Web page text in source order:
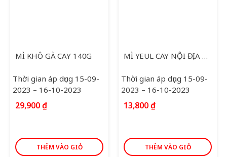
MÌ KHÔ GÀ CAY 140G
Thời gian áp dụng 15-09-
2023 – 16-10-2023
29,900₫
THÊM VÀO GIỎ
MÌ YEUL CAY NỘI ĐỊA OTTOGI 120G
Thời gian áp dụng 15-09-
2023 – 16-10-2023
13,800₫
THÊM VÀO GIỎ